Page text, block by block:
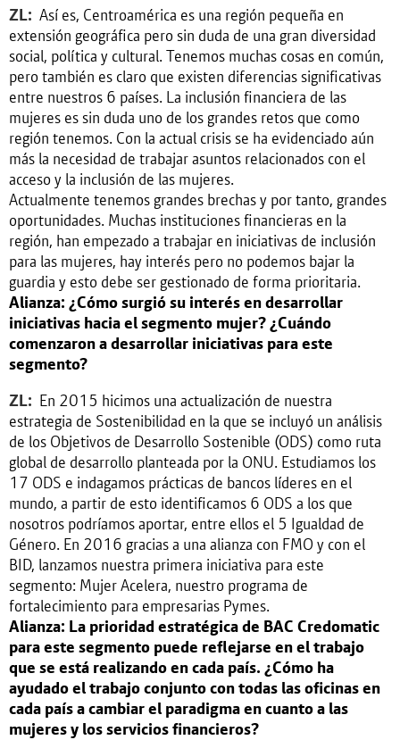
ZL: Así es, Centroamérica es una región pequeña en
extensión geográfica pero sin duda de una gran diversidad
social, política y cultural. Tenemos muchas cosas en común,
pero también es claro que existen diferencias significativas
entre nuestros 6 países. La inclusión financiera de las
mujeres es sin duda uno de los grandes retos que como
región tenemos. Con la actual crisis se ha evidenciado aún
más la necesidad de trabajar asuntos relacionados con el
acceso y la inclusión de las mujeres.
Actualmente tenemos grandes brechas y por tanto, grandes
oportunidades. Muchas instituciones financieras en la
región, han empezado a trabajar en iniciativas de inclusión
para las mujeres, hay interés pero no podemos bajar la
guardia y esto debe ser gestionado de forma prioritaria.
Alianza: ¿Cómo surgió su interés en desarrollar
iniciativas hacia el segmento mujer? ¿Cuándo
comenzaron a desarrollar iniciativas para este
segmento?
ZL: En 2015 hicimos una actualización de nuestra
estrategia de Sostenibilidad en la que se incluyó un análisis
de los Objetivos de Desarrollo Sostenible (ODS) como ruta
global de desarrollo planteada por la ONU. Estudiamos los
17 ODS e indagamos prácticas de bancos líderes en el
mundo, a partir de esto identificamos 6 ODS a los que
nosotros podríamos aportar, entre ellos el 5 Igualdad de
Género. En 2016 gracias a una alianza con FMO y con el
BID, lanzamos nuestra primera iniciativa para este
segmento: Mujer Acelera, nuestro programa de
fortalecimiento para empresarias Pymes.
Alianza: La prioridad estratégica de BAC Credomatic
para este segmento puede reflejarse en el trabajo
que se está realizando en cada país. ¿Cómo ha
ayudado el trabajo conjunto con todas las oficinas en
cada país a cambiar el paradigma en cuanto a las
mujeres y los servicios financieros?